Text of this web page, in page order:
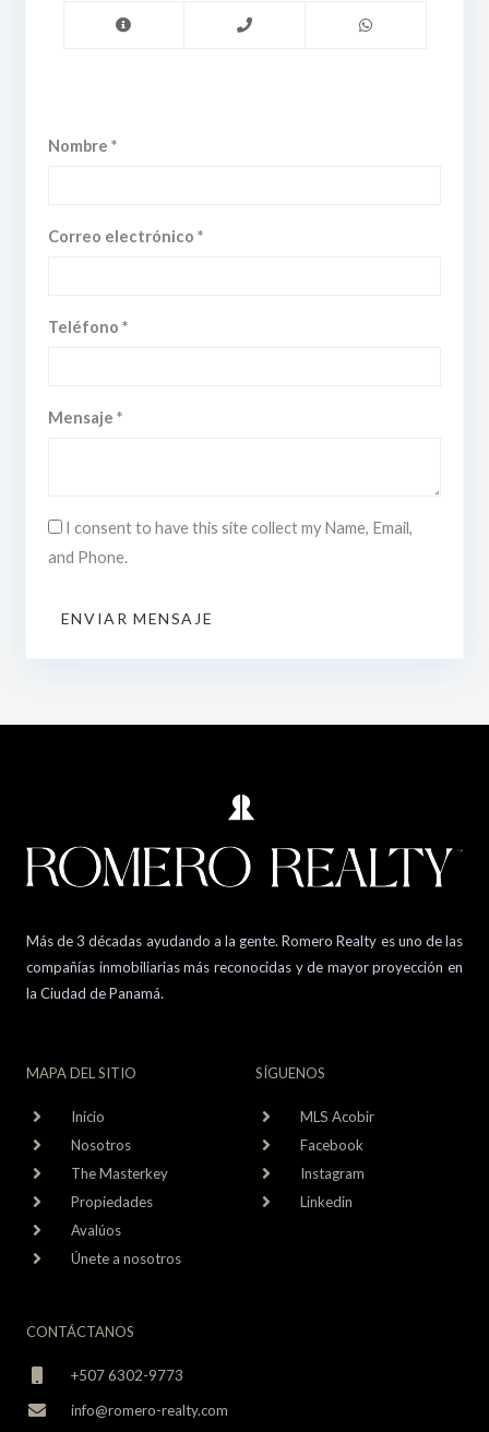
Nombre *
Correo electrónico *
Teléfono *
Mensaje *
I consent to have this site collect my Name, Email,
and Phone.
ENVIAR MENSAJE
Más de 3 décadas ayudando a la gente. Romero Realty es uno de las
compañías inmobiliarias más reconocidas y de mayor proyección en
la Ciudad de Panamá.
MAPA DEL SITIO
Inicio
Nosotros
The Masterkey
Propiedades
Avalúos
Únete a nosotros
SÍGUENOS
MLS Acobir
Facebook
Instagram
Linkedin
CONTÁCTANOS
+507 6302-9773
info@romero-realty.com